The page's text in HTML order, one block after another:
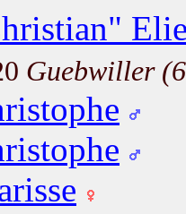
Guebwiller